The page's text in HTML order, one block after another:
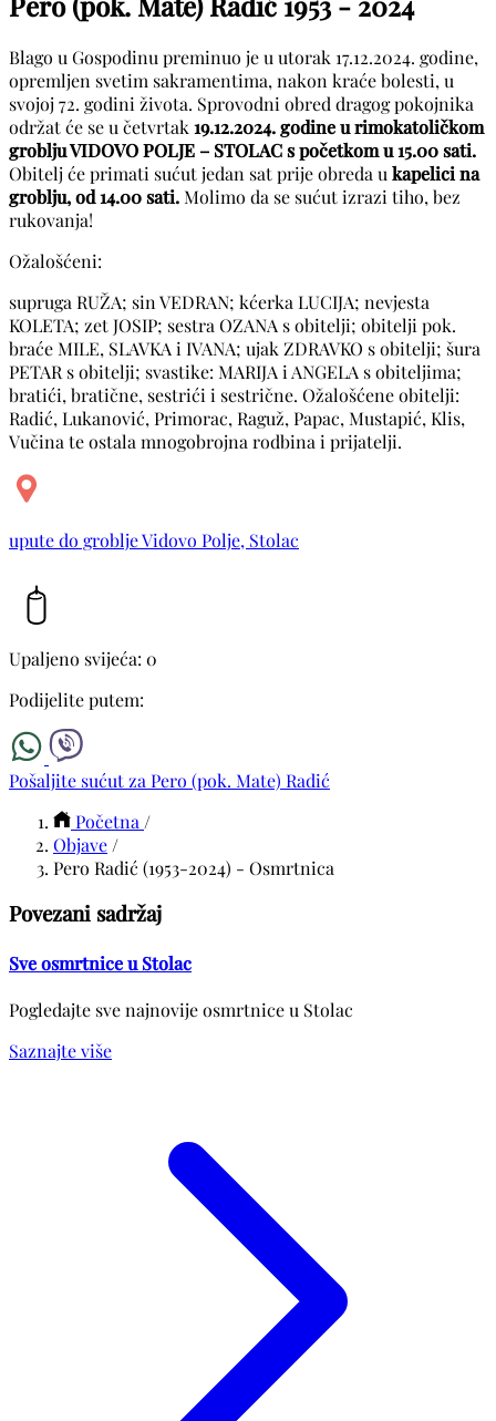
Blago u Gospodinu preminuo je u utorak 17.12.2024. godine,
opremljen svetim sakramentima, nakon kraće bolesti, u
svojoj 72. godini života. Sprovodni obred dragog pokojnika
održat će se u četvrtak 19.12.2024. godine u rimokatoličkom
groblju VIDOVO POLJE – STOLAC s početkom u 15.00 sati.
Obitelj će primati sućut jedan sat prije obreda u kapelici na
groblju, od 14.00 sati.Molimo da se sućut izrazi tiho, bez
rukovanja!
Ožalošćeni:
supruga RUŽA; sin VEDRAN; kćerka LUCIJA; nevjesta
KOLETA; zet JOSIP; sestra OZANA s obitelji; obitelji pok.
braće MILE, SLAVKA i IVANA; ujak ZDRAVKO s obitelji; šura
PETAR s obitelji; svastike: MARIJA i ANGELA s obiteljima;
bratići, bratične, sestrići i sestrične. Ožalošćene obitelji:
Radić, Lukanović, Primorac, Raguž, Papac, Mustapić, Klis,
Vučina te ostala mnogobrojna rodbina i prijatelji.
upute do groblje Vidovo Polje, Stolac
Upaljeno svijeća: 0
Podijelite putem:
Pošaljite sućut za Pero (pok. Mate) Radić
Početna /
Objave /
Pero Radić (1953-2024) - Osmrtnica
Povezani sadržaj
Sve osmrtnice u Stolac
Pogledajte sve najnovije osmrtnice u Stolac
Saznajte više